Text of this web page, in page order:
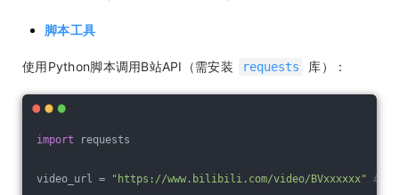
脚本工具
使用Python脚本调用B站API（需安装 requests 库）：
import requests
video_url = "https://www.bilibili.com/video/BVxxxxxx" # 替